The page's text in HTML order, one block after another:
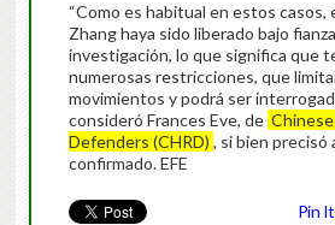
“Como es habitual en estos casos,
Zhang haya sido liberado bajo
investigación, lo que significa que
numerosas restricciones, que
movimientos y podrá ser
consideró Frances Eve, de
Defenders (CHRD) , si bien precisó
confirmado. EFE
Pin It